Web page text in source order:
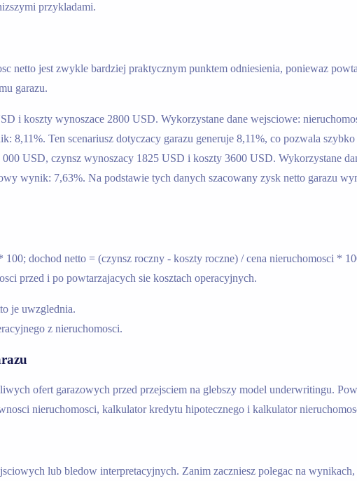
przykladami.
netto jest zwykle bardziej praktycznym punktem odniesienia, poniewaz
garazu.
i koszty wynoszace 2800 USD. Wykorzystane dane wejsciowe:
8,11%. Ten scenariusz dotyczacy garazu generuje 8,11%, co pozwala
USD, czynsz wynoszacy 1825 USD i koszty 3600 USD. Wykorzystane
wynik: 7,63%. Na podstawie tych danych szacowany zysk netto garazu
dochod netto = (czynsz roczny - koszty roczne) / cena nieruchomosci *
przed i po powtarzajacych sie kosztach operacyjnych.
je uwzglednia.
z nieruchomosci.
ofert garazowych przed przejsciem na glebszy model underwritingu.
nieruchomosci, kalkulator kredytu hipotecznego i kalkulator
lub bledow interpretacyjnych. Zanim zaczniesz polegac na